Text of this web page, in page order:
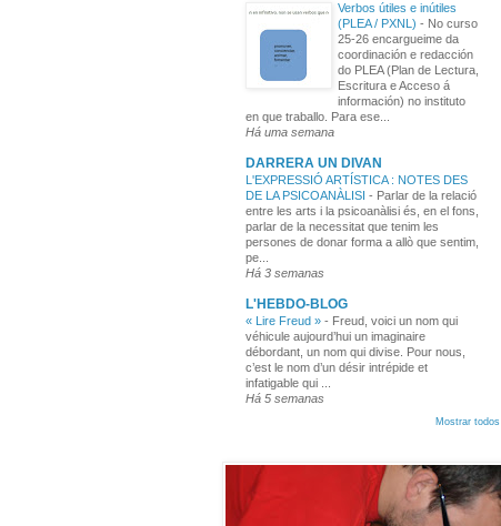
Verbos útiles e inútiles
(PLEA / PXNL) - No curso
25-26 encargueime da
coordinación e redacción
do PLEA (Plan de Lectura,
Escritura e Acceso á
información) no instituto
en que traballo. Para ese...
Há uma semana
DARRERA UN DIVAN
L'EXPRESSIÓ ARTÍSTICA : NOTES DES
DE LA PSICOANÀLISI - Parlar de la relació
entre les arts i la psicoanàlisi és, en el fons,
parlar de la necessitat que tenim les
persones de donar forma a allò que sentim,
pe...
Há 3 semanas
L'HEBDO-BLOG
« Lire Freud » - Freud, voici un nom qui
véhicule aujourd’hui un imaginaire
débordant, un nom qui divise. Pour nous,
c’est le nom d’un désir intrépide et
infatigable qui ...
Há 5 semanas
Mostrar todos